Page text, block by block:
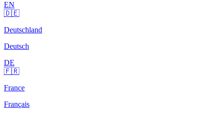
EN
🇩🇪
Deutschland
Deutsch
DE
🇫🇷
France
Français